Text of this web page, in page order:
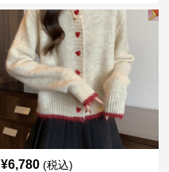
¥6,780 (税込)